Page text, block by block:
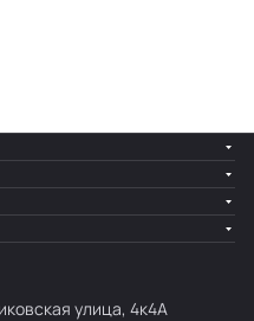
улица, 4к4А